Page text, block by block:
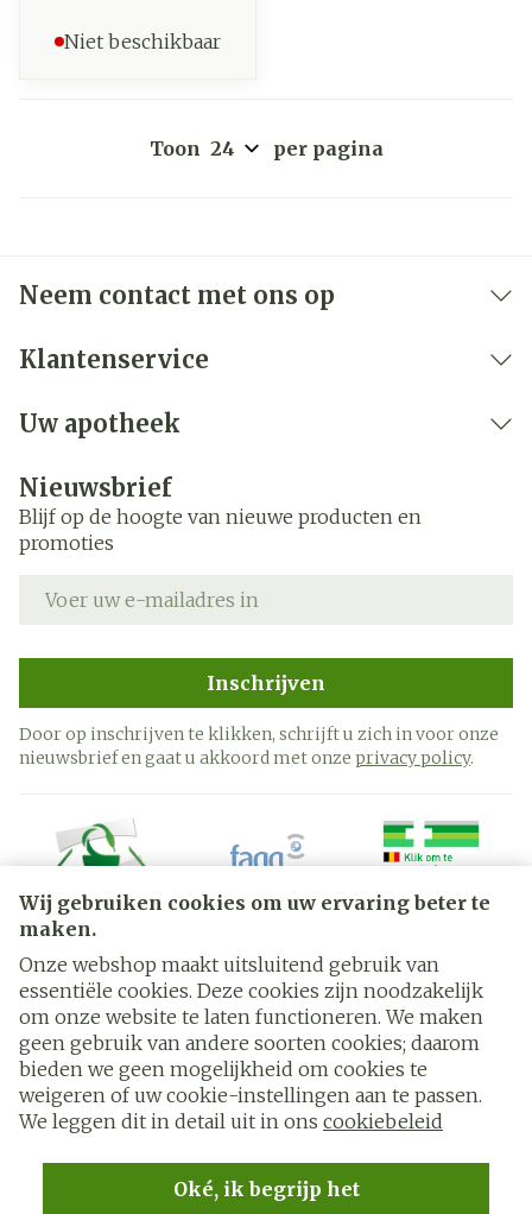
Wij gebruiken cookies om uw ervaring beter te
maken.
Onze webshop maakt uitsluitend gebruik van
essentiële cookies. Deze cookies zijn noodzakelijk
om onze website te laten functioneren. We maken
geen gebruik van andere soorten cookies; daarom
bieden we geen mogelijkheid om cookies te
weigeren of uw cookie-instellingen aan te passen.
We leggen dit in detail uit in ons cookiebeleid
Oké, ik begrijp het
Niet beschikbaar
Toon per pagina
Neem contact met ons op
Klantenservice
Uw apotheek
Nieuwsbrief
Blijf op de hoogte van nieuwe producten en
promoties
Inschrijven
Door op inschrijven te klikken, schrijft u zich in voor onze
nieuwsbrief en gaat u akkoord met onze privacy policy.
Juridische links